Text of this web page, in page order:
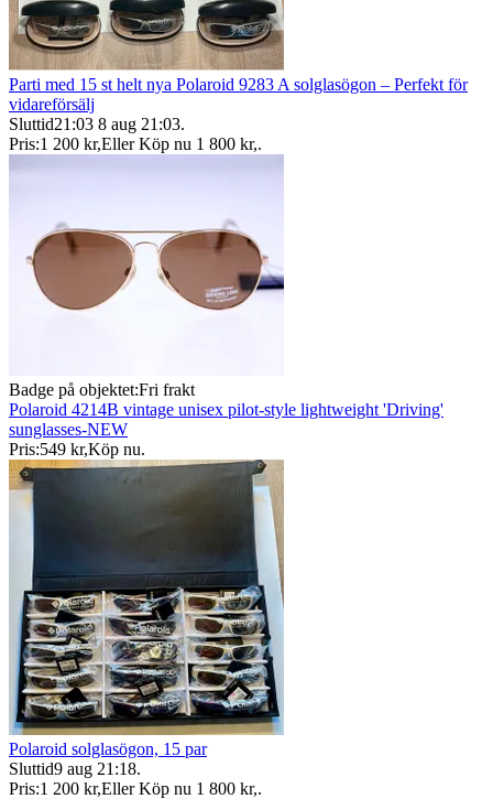
Parti med 15 st helt nya Polaroid 9283 A solglasögon – Perfekt för
vidareförsälj
Sluttid21:03 8 aug 21:03.
Pris:1 200 kr,Eller Köp nu 1 800 kr,.
Badge på objektet:Fri frakt
Polaroid 4214B vintage unisex pilot-style lightweight 'Driving'
sunglasses-NEW
Pris:549 kr,Köp nu.
Polaroid solglasögon, 15 par
Sluttid9 aug 21:18.
Pris:1 200 kr,Eller Köp nu 1 800 kr,.